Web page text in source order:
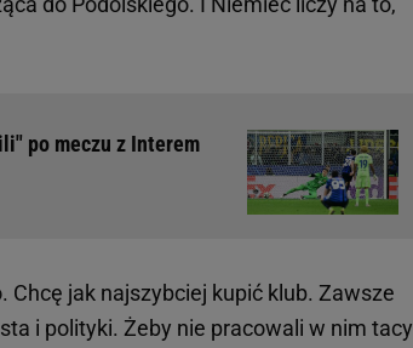
po meczu z Interem
Chcę jak najszybciej kupić klub. Zawsze
i polityki. Żeby nie pracowali w nim tacy